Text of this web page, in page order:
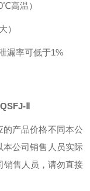
高温）‌
）
漏率可低于1%
Ⅱ
产品价格不同本公
公司销售人员实际
销售人员，请勿直接